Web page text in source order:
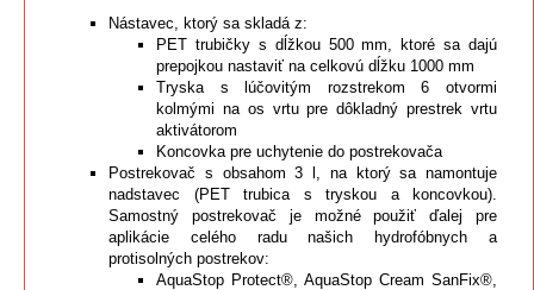
Nástavec, ktorý sa skladá z:
PET trubičky s dĺžkou 500 mm, ktoré sa dajú
prepojkou nastaviť na celkovú dĺžku 1000 mm
Tryska s lúčovitým rozstrekom 6 otvormi
kolmými na os vrtu pre dôkladný prestrek vrtu
aktivátorom
Koncovka pre uchytenie do postrekovača
Postrekovač s obsahom 3 l, na ktorý sa namontuje
nadstavec (PET trubica s tryskou a koncovkou).
Samostný postrekovač je možné použiť ďalej pre
aplikácie celého radu našich hydrofóbnych a
protisolných postrekov:
AquaStop Protect®, AquaStop Cream SanFix®,